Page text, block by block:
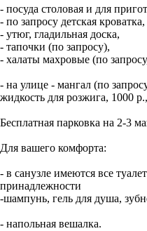
- посуда столовая и для
- по запросу детская кроватка,
- утюг, гладильная доска,
- тапочки (по запросу),
- халаты махровые (по
- на улице - мангал (по
жидкость для розжига, 1000
Бесплатная парковка на 2-3
Для вашего комфорта:
- в санузле имеются все
принадлежности
-шампунь, гель для душа,
- напольная вешалка.